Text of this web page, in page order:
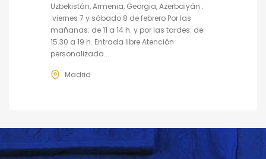
Uzbekistán, Armenia, Georgia, Azerbaiyán :
viernes 7 y sábado 8 de febrero Por las
mañanas: de 11 a 14 h. y por las tardes: de
15.30 a 19 h. Entrada libre Atención
personalizada...
Madrid